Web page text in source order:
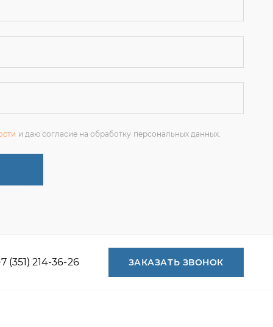
+7 (351) 214-36-26